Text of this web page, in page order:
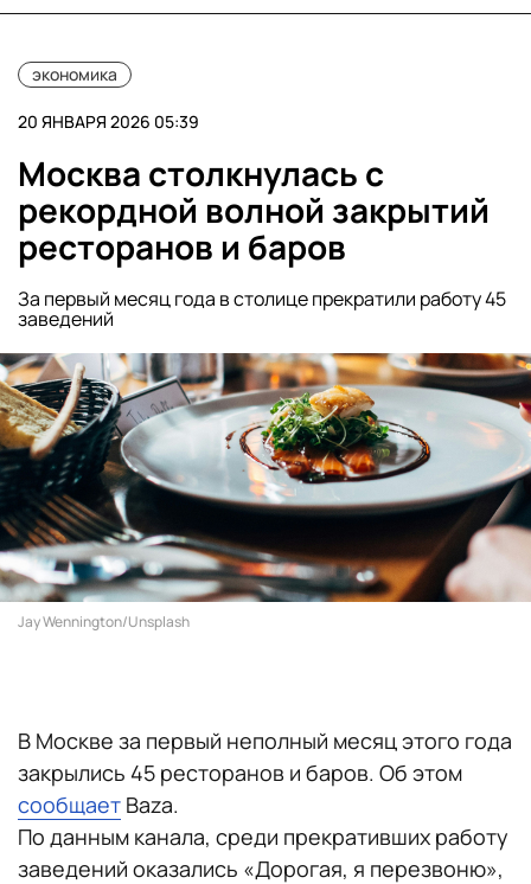
экономика
20 ЯНВАРЯ 2026 05:39
Москва столкнулась с
рекордной волной закрытий
ресторанов и баров
За первый месяц года в столице прекратили работу 45
заведений
Jay Wennington/Unsplash
В Москве за первый неполный месяц этого года
закрылись 45 ресторанов и баров. Об этом
сообщает Baza.
По данным канала, среди прекративших работу
заведений оказались «Дорогая, я перезвоню»,